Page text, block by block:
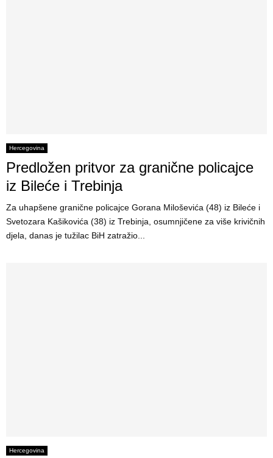
Hercegovina
Predložen pritvor za granične policajce
iz Bileće i Trebinja
Za uhapšene granične policajce Gorana Miloševića (48) iz Bileće i
Svetozara Kašikovića (38) iz Trebinja, osumnjičene za više krivičnih
djela, danas je tužilac BiH zatražio...
Hercegovina